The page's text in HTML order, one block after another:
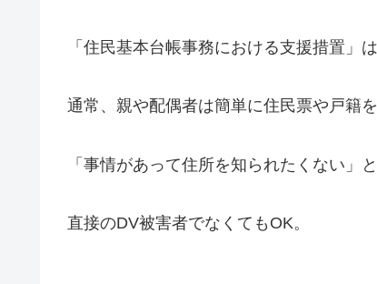
「住民基本台帳事務における支援措置」
通常、親や配偶者は簡単に住民票や戸籍を
「事情があって住所を知られたくない」
直接のDV被害者でなくてもOK。